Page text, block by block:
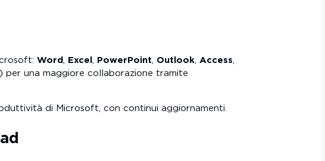
Word , Excel , PowerPoint, Outlook, Access,
per una maggiore collaborazione tramite
di Microsoft, con continui aggiornamenti.